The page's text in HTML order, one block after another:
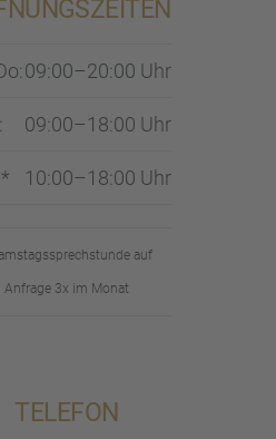
09:00–20:00 Uhr
09:00–18:00 Uhr
10:00–18:00 Uhr
auf
Anfrage 3x im Monat
TELEFON